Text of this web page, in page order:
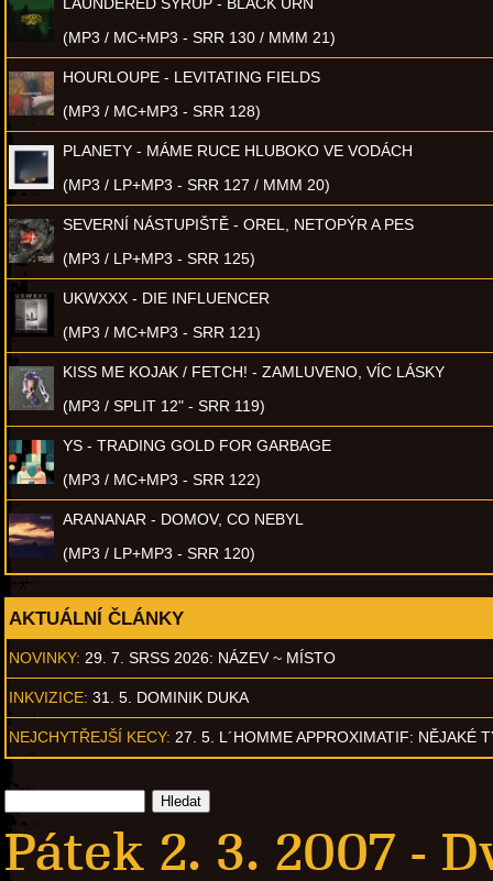
(MP3 / MC+MP3 - SRR 130 / MMM 21)
HOURLOUPE - LEVITATING FIELDS
(MP3 / MC+MP3 - SRR 128)
PLANETY - MÁME RUCE HLUBOKO VE VODÁCH
(MP3 / LP+MP3 - SRR 127 / MMM 20)
SEVERNÍ NÁSTUPIŠTĚ - OREL, NETOPÝR A PES
(MP3 / LP+MP3 - SRR 125)
UKWXXX - DIE INFLUENCER
(MP3 / MC+MP3 - SRR 121)
KISS ME KOJAK / FETCH! - ZAMLUVENO, VÍC LÁSKY
(MP3 / SPLIT 12" - SRR 119)
YS - TRADING GOLD FOR GARBAGE
(MP3 / MC+MP3 - SRR 122)
ARANANAR - DOMOV, CO NEBYL
(MP3 / LP+MP3 - SRR 120)
AKTUÁLNÍ ČLÁNKY
NOVINKY: 29. 7. SRSS 2026: NÁZEV ~ MÍSTO
INKVIZICE: 31. 5. DOMINIK DUKA
NEJCHYTŘEJŠÍ KECY: 27. 5. L´HOMME APPROXIMATIF: NĚJAKÉ
Pátek 2. 3. 2007 -